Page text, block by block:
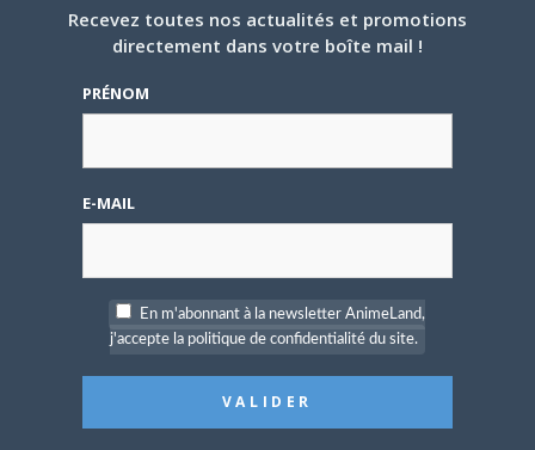
Se souvenir de moi
OÙ TROUVER NOS MAGAZINES
Recevez toutes nos actualités et promotions
directement dans votre boîte mail !
PRÉNOM
E-MAIL
En m'abonnant à la newsletter AnimeLand,
j'accepte la politique de confidentialité du site.